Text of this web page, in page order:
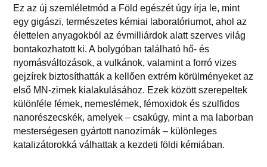
Ez az új szemléletmód a Föld egészét úgy írja le, mint
egy gigászi, természetes kémiai laboratóriumot, ahol az
élettelen anyagokból az évmilliárdok alatt szerves világ
bontakozhatott ki. A bolygóban található hő- és
nyomásváltozások, a vulkánok, valamint a forró vizes
gejzírek biztosíthatták a kellően extrém körülményeket az
első MN-zimek kialakulásához. Ezek között szerepeltek
különféle fémek, nemesfémek, fémoxidok és szulfidos
nanorészecskék, amelyek – csakúgy, mint a ma laborban
mesterségesen gyártott nanozimák – különleges
katalizátorokká válhattak a kezdeti földi kémiában.